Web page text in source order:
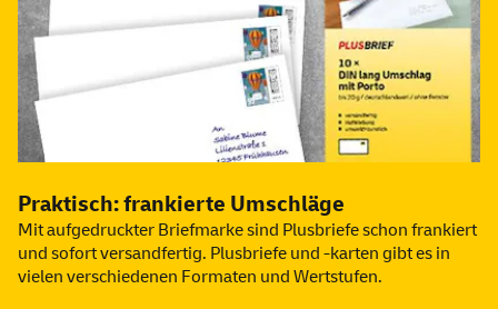
Praktisch: frankierte Umschläge
Mit aufgedruckter Briefmarke sind Plusbriefe schon frankiert
und sofort versandfertig. Plusbriefe und -karten gibt es in
vielen verschiedenen Formaten und Wertstufen.